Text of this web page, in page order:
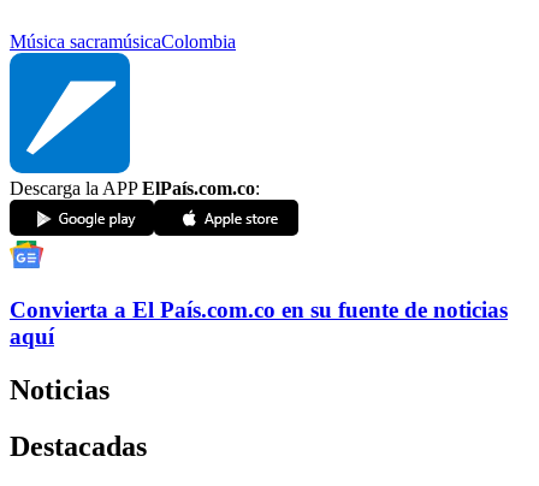
Música sacramúsicaColombia
Descarga la APPElPaís.com.co:
Convierta a El País.com.co en su fuente de noticias
aquí
Noticias
Destacadas